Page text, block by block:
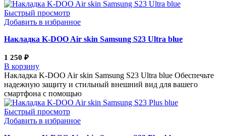
Быстрый просмотр
Добавить в избранное
Накладка K-DOO Air skin Samsung S23 Ultra blue
1 250 ₽
В корзину
Накладка K-DOO Air skin Samsung S23 Ultra blue Обеспечьте
надежную защиту и стильный внешний вид для вашего
смартфона с помощью
Быстрый просмотр
Добавить в избранное